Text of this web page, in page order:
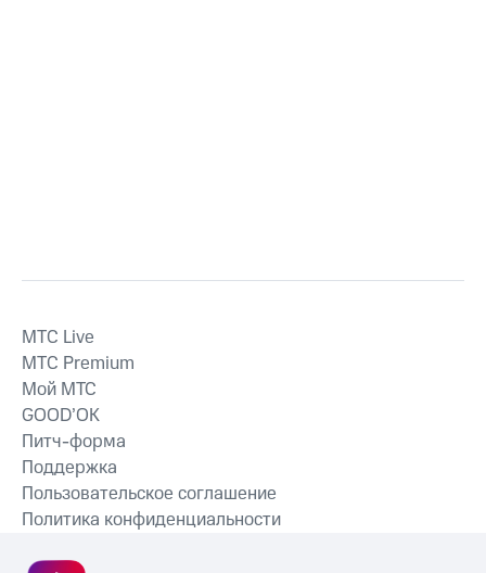
MTС Live
MTС Premium
Мой МТС
GOOD’OK
Питч-форма
Поддержка
Пользовательское соглашение
Политика конфиденциальности